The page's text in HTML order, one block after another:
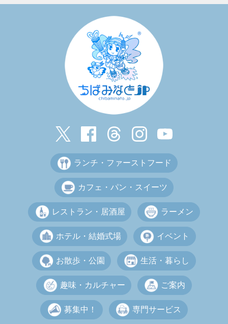
ランチ・ファーストフード
カフェ・パン・スイーツ
レストラン・居酒屋 ラーメン
ホテル・結婚式場 イベント
お散歩・公園 生活・暮らし
趣味・カルチャー ご案内
募集中！ 専門サービス